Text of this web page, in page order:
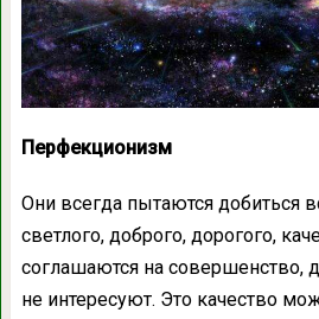
Перфекционизм
Они всегда пытаются добиться
светлого, доброго, дорогого,
соглашаются на совершенство,
не интересуют. Это качество